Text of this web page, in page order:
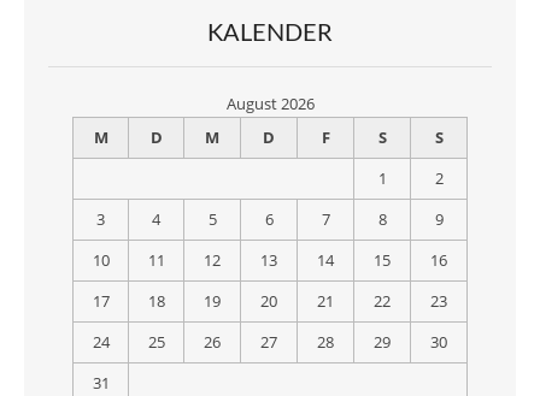
KALENDER
August 2026
M
D M D F S
S
1
2
3
4 5 6 7 8
9
10
11 12 13 14 15
16
17
18 19 20 21 22
23
24
25 26 27 28 29
30
31